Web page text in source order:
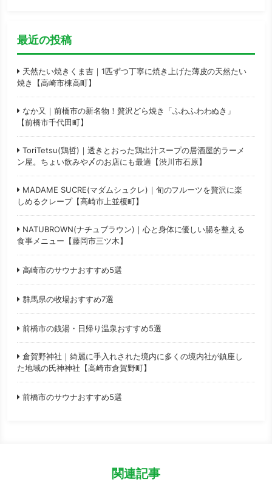
最近の投稿
天然たい焼きくま吉｜1匹ずつ丁寧に焼き上げた薄皮の天然たい
焼き【高崎市棟高町】
なか又｜前橋市の新名物！贅沢どら焼き「ふわふわわぬき」
【前橋市千代田町】
ToriTetsu(鶏哲)｜透きとおった鶏出汁スープの居酒屋的ラーメ
ン屋。ちょい飲みや〆のお店にも最適【渋川市石原】
MADAME SUCRE(マダムシュクレ)｜旬のフルーツを贅沢に楽
しめるクレープ【高崎市上並榎町】
NATUBROWN(ナチュブラウン)｜心と身体に優しい腸を整える
食事メニュー【藤岡市三ツ木】
高崎市のサウナおすすめ5選
群馬県の牧場おすすめ7選
前橋市の銭湯・日帰り温泉おすすめ5選
倉賀野神社｜綺麗に手入れされた境内に多くの境内社が鎮座し
た地域の氏神神社【高崎市倉賀野町】
前橋市のサウナおすすめ5選
関連記事